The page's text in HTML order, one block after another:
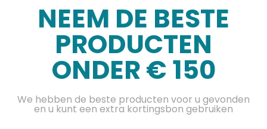
NEEM DE BESTE
PRODUCTEN
ONDER € 150
We hebben de beste producten voor u gevonden
en u kunt een extra kortingsbon gebruiken